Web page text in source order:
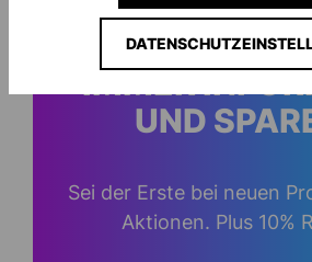
IMMER
UND
Sei der Erste bei neuen
Aktionen. Plus 10%